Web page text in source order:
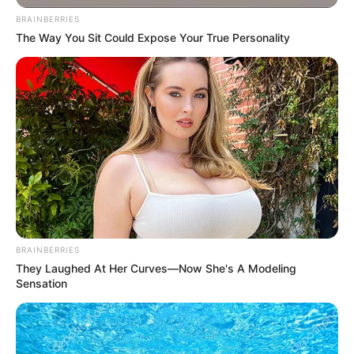
ΑΠΟΨΕΙΣ ΙΣΤΟΡΙΑ
Η Lily Ebert, μια 99χρονη επιζήσασα του
Ολοκαυτώματος μοιράζεται τις
εμπειρίες της από το Auschwitz
Η Lily Ebert, μια 99χρονη επιζήσασα του Ολοκαυτώματος
μοιράζεται τις εμπειρίες της από το Auschwitz.. Μετά το
Auschwitz στη Γερμανία όπου αναγκάστηκε να εργαστεί ως...
BRAINBERRIES
The Way You Sit Could Expose Your True Personality
BRAINBERRIES
They Laughed At Her Curves—Now She's A Modeling
Sensation